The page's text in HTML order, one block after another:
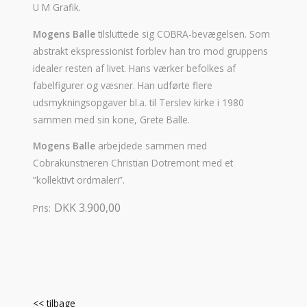
U M Grafik.
Mogens Balle tilsluttede sig COBRA-bevægelsen. Som
abstrakt ekspressionist forblev han tro mod gruppens
idealer resten af livet. Hans værker befolkes af
fabelfigurer og væsner. Han udførte flere
udsmykningsopgaver bl.a. til Terslev kirke i 1980
sammen med sin kone, Grete Balle.
Mogens Balle arbejdede sammen med
Cobrakunstneren Christian Dotremont med et
”kollektivt ordmaleri”.
Pris: DKK 3.900,00
<< tilbage